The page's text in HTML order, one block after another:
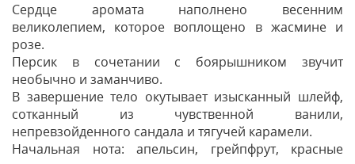
Сердце аромата наполнено весенним
великолепием, которое воплощено в жасмине и
розе.
Персик в сочетании с боярышником звучит
необычно и заманчиво.
В завершение тело окутывает изысканный шлейф,
сотканный из чувственной ванили,
непревзойденного сандала и тягучей карамели.
Начальная нота: апельсин, грейпфрут, красные